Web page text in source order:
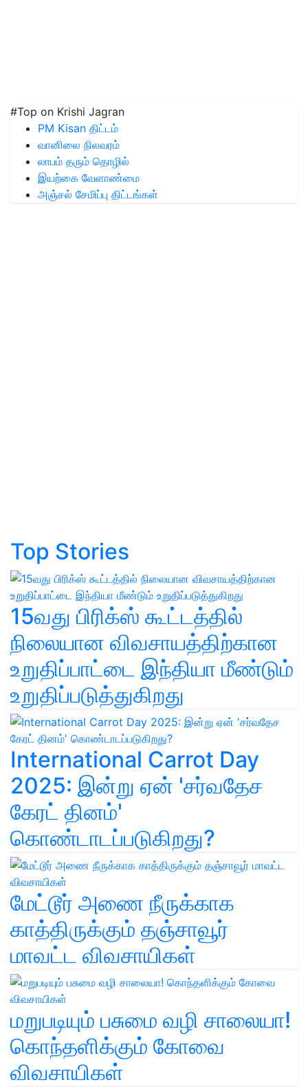
#Top on Krishi Jagran
PM Kisan திட்டம்
வானிலை நிலவரம்
லாபம் தரும் தொழில்
இயற்கை வேளாண்மை
அஞ்சல் சேமிப்பு திட்டங்கள்
Top Stories
15வது பிரிக்ஸ் கூட்டத்தில்
நிலையான விவசாயத்திற்கான
உறுதிப்பாட்டை இந்தியா மீண்டும்
உறுதிப்படுத்துகிறது
International Carrot Day
2025: இன்று ஏன் 'சர்வதேச
கேரட் தினம்'
கொண்டாடப்படுகிறது?
மேட்டூர் அணை நீருக்காக
காத்திருக்கும் தஞ்சாவூர்
மாவட்ட விவசாயிகள்
மறுபடியும் பசுமை வழி சாலையா!
கொந்தளிக்கும் கோவை
விவசாயிகள்